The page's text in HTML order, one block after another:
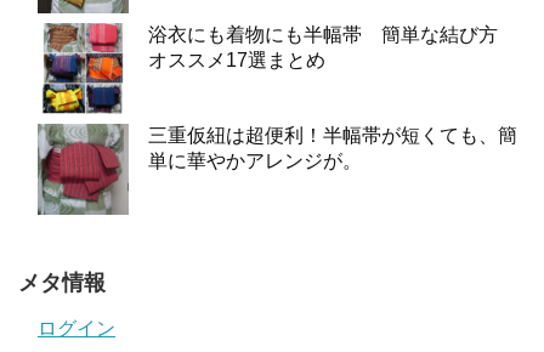
浴衣にも着物にも半幅帯 簡単な結び方
オススメ17選まとめ
三重仮紐は超便利！半幅帯が短くても、簡
単に華やかアレンジが。
メタ情報
ログイン